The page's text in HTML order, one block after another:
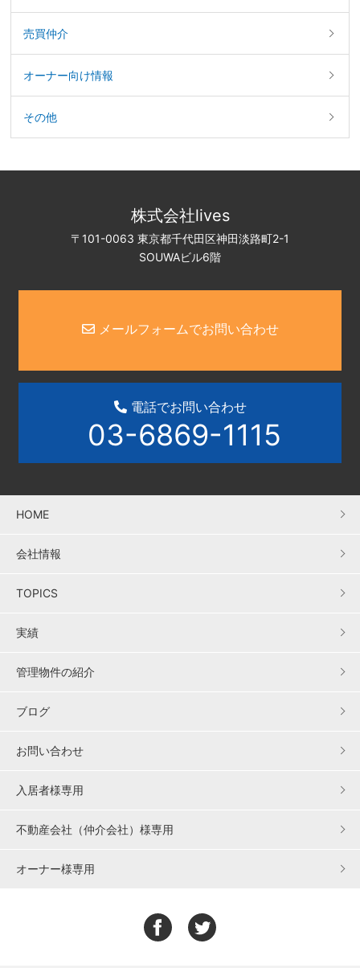
売買仲介
オーナー向け情報
その他
株式会社lives
〒101-0063 東京都千代田区神田淡路町2-1
SOUWAビル6階
メールフォームでお問い合わせ
電話でお問い合わせ
03-6869-1115
HOME
会社情報
TOPICS
実績
管理物件の紹介
ブログ
お問い合わせ
入居者様専用
不動産会社（仲介会社）様専用
オーナー様専用